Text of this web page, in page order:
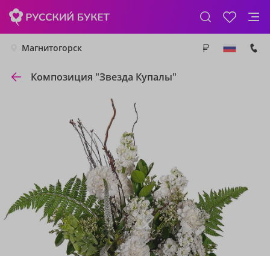
Магнитогорск
Композиция "Звезда Купалы"